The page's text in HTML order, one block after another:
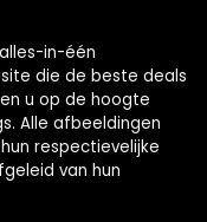
in-één
die de beste deals
u op de hoogte
Alle afbeeldingen
respectievelijke
van hun